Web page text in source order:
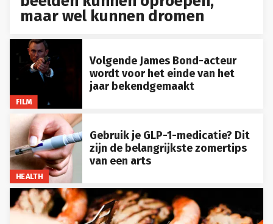
maar wel kunnen dromen
FILM
Volgende James Bond-acteur
wordt voor het einde van het
jaar bekendgemaakt
HEALTH
Gebruik je GLP-1-medicatie? Dit
zijn de belangrijkste zomertips
van een arts